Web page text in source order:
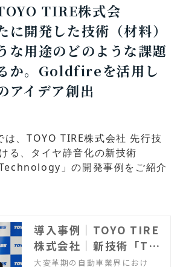
TIRE株式会
開発した技術（材料）
な用途のどのような課題
か。Goldfireを活用し
アイデア創出
は、TOYO TIRE株式会社 先行技
る、タイヤ静音化の新技術
」の開発事例をご紹介
導入事例｜TOYO TIRE
株式会社｜新技術「Toy
o Silent Technolog
大変革期の自動車業界におけ